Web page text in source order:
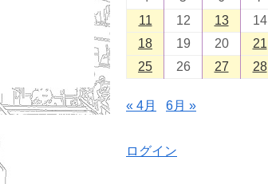
11
12 13 14
18
19 20 21
25
26 27 28
« 4月 6月 »
ログイン